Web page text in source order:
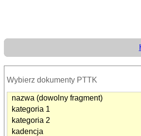
Wybierz dokumenty PTTK
nazwa (dowolny fragment)
kategoria 1
kategoria 2
kadencja